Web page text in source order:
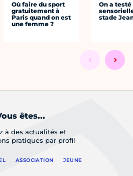
Où faire du sport
gratuitement à
Paris quand on est
une femme ?
On a
stade
êtes...
à des actualités et
pratiques par profil
ASSOCIATION JEUNE